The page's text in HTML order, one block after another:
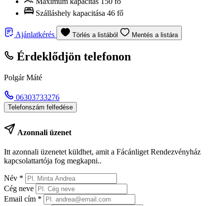
Szálláshely kapacitása 46 fő
Ajánlatkérés Törlés a listából Mentés a listára
Érdeklődjön telefonon
Polgár Máté
06303733276
Telefonszám felfedése
Azonnali üzenet
Itt azonnali üzenetet küldhet, amit a Fácánliget Rendezvényház
kapcsolattartója fog megkapni..
Név *
Cég neve
Email cím *